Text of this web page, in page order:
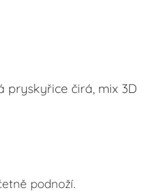
pryskyřice čirá, mix 3D
podnoží.